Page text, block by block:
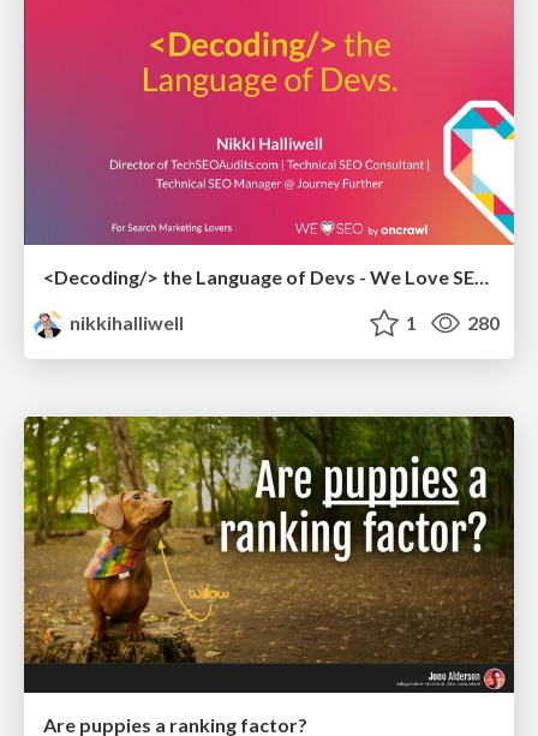
<Decoding/> the Language of Devs - We Love SEO 2024
nikkihalliwell
1 280
Are puppies a ranking factor?